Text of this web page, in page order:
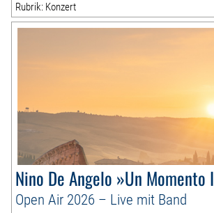
Rubrik: Konzert
Nino De Angelo »Un
Open Air 2026 – Live mit Band